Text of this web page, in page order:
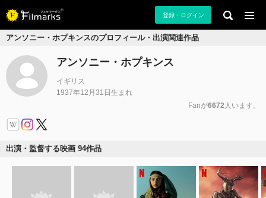
登録・ログイン
アンソニー・ホプキンスのプロフィール・出演関連作品
アンソニー・ホプキンス
イギリス
1937年12月31日生まれ
Fanが6672 人います。
出演・監督する映画 94作品